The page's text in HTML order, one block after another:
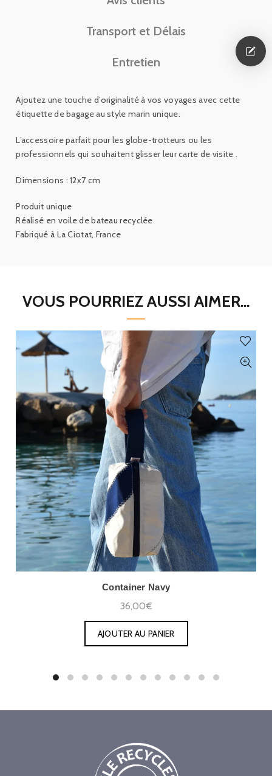
Transport et Délais
Entretien
Ajoutez une touche d’originalité à vos voyages avec cette
étiquette de bagage au style marin unique.
L’accessoire parfait pour les globe-trotteurs ou les
professionnels qui souhaitent glisser leur carte de visite .
Dimensions : 12x7 cm
Produit unique
Réalisé en voile de bateau recyclée
Fabriqué à La Ciotat, France
VOUS POURRIEZ AUSSI AIMER...
Container Navy
36,00€
AJOUTER AU PANIER